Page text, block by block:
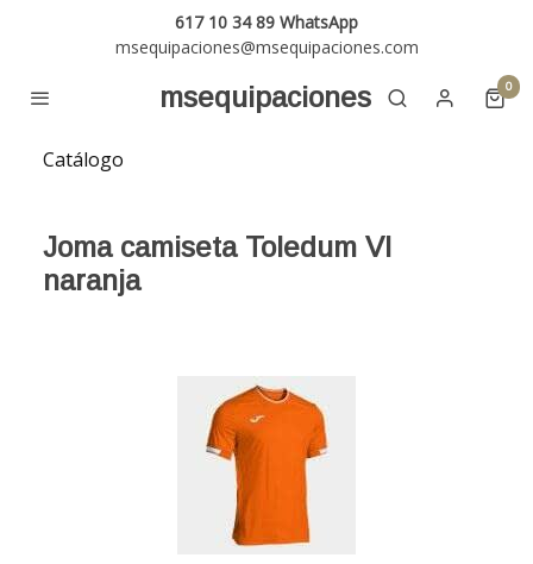
617 10 34 89 WhatsApp
msequipaciones@msequipaciones.com
msequipaciones 0
Catálogo
Joma camiseta Toledum VI
naranja